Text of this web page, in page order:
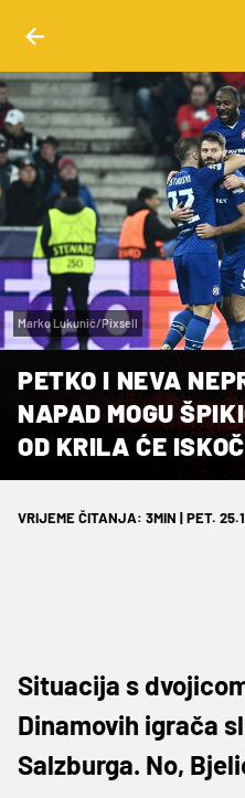
Marko Lukunić/Pixsell
PETKO I NEVA
NAPAD MOGU
OD KRILA ĆE
VRIJEME ČITANJA: 3MIN | PET.
Situacija s
Dinamovih igrača
Salzburga. No,